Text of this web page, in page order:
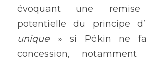
évoquant une
potentielle du principe
unique » si Pékin ne
concession,